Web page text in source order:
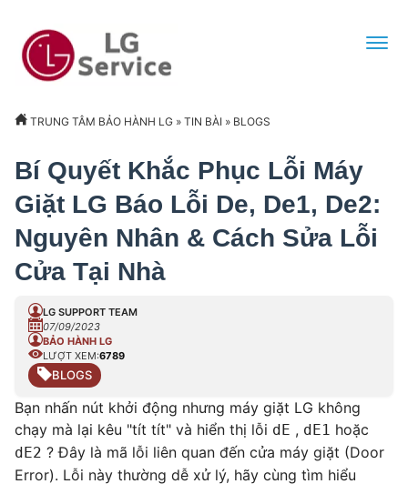
TRUNG TÂM BẢO HÀNH LG » TIN BÀI » BLOGS
Bí Quyết Khắc Phục Lỗi Máy
Giặt LG Báo Lỗi De, De1, De2:
Nguyên Nhân & Cách Sửa Lỗi
Cửa Tại Nhà
LG SUPPORT TEAM
07/09/2023
BẢO HÀNH LG
LƯỢT XEM:6789
BLOGS
Bạn nhấn nút khởi động nhưng máy giặt LG không
chạy mà lại kêu "tít tít" và hiển thị lỗi dE , dE1 hoặc
dE2 ? Đây là mã lỗi liên quan đến cửa máy giặt (Door
Error). Lỗi này thường dễ xử lý, hãy cùng tìm hiểu